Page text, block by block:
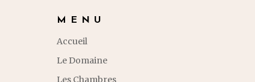
MENU
Accueil
Le Domaine
Les Chambres